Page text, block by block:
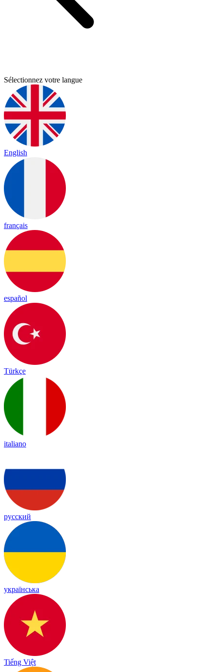
Sélectionnez votre langue
English
français
español
Türkçe
italiano
русский
українська
Tiếng Việt